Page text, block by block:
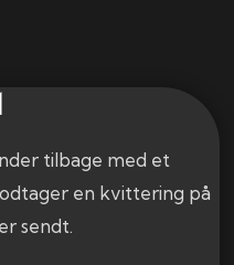
tilbage med et
en kvittering på
sendt.